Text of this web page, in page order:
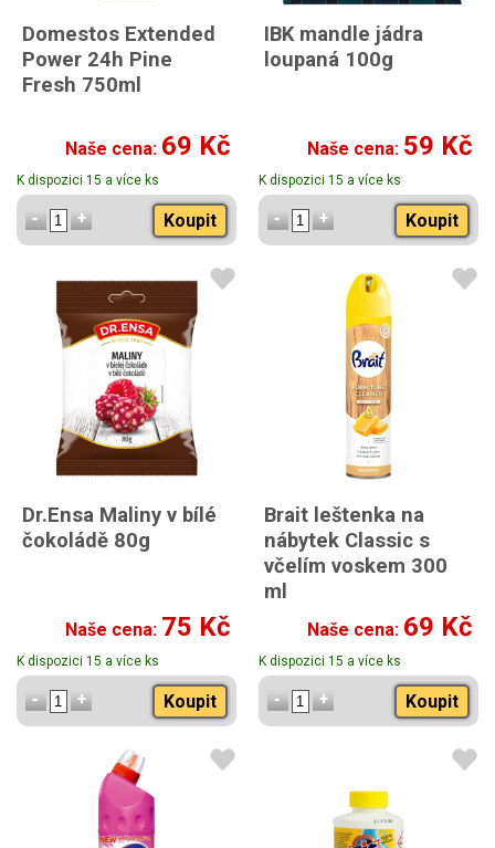
Domestos Extended
Power 24h Pine
Fresh 750ml
Naše cena: 69 Kč
K dispozici 15 a více ks
Koupit
IBK mandle jádra
loupaná 100g
Naše cena: 59 Kč
K dispozici 15 a více ks
Koupit
Dr.Ensa Maliny v bílé
čokoládě 80g
Naše cena: 75 Kč
K dispozici 15 a více ks
Koupit
Brait leštenka na
nábytek Classic s
včelím voskem 300
ml
Naše cena: 69 Kč
K dispozici 15 a více ks
Koupit